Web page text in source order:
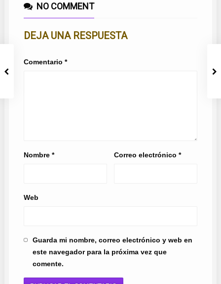
NO COMMENT
DEJA UNA RESPUESTA
Comentario *
Nombre * Correo electrónico*
Web
Guarda mi nombre, correo electrónico y web en
este navegador para la próxima vez que
comente.